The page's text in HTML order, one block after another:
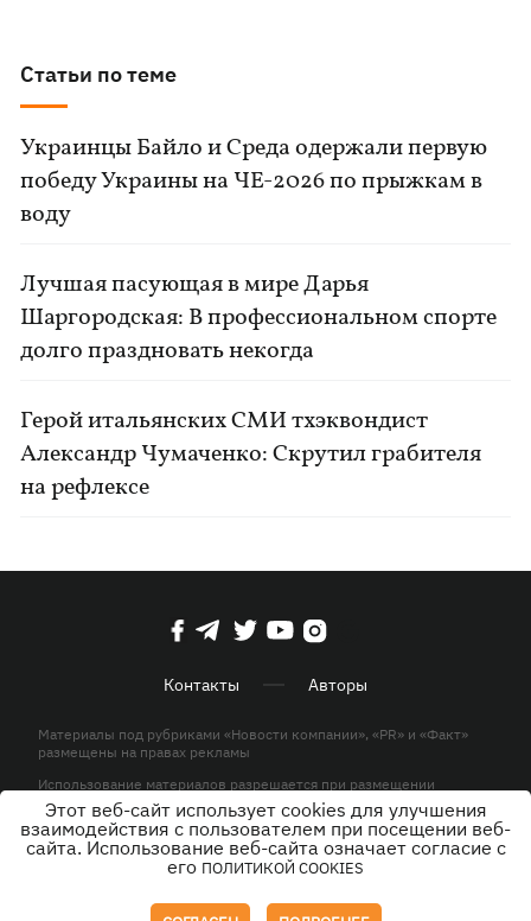
Статьи по теме
Украинцы Байло и Среда одержали первую
победу Украины на ЧЕ-2026 по прыжкам в
воду
Лучшая пасующая в мире Дарья
Шаргородская: В профессиональном спорте
долго праздновать некогда
Герой итальянских СМИ тхэквондист
Александр Чумаченко: Скрутил грабителя
на рефлексе
Контакты Авторы
Материалы под рубриками «Новости компании», «PR» и «Факт»
размещены на правах рекламы
Использование материалов разрешается при размещении
активной гиперссылки на KP.UA в первом абзаце.
© ООО «ЮЛАВ МЕДИА»,2026. Все права защищены.
Этот веб-сайт использует cookies для улучшения
взаимодействия с пользователем при посещении веб-
сайта. Использование веб-сайта означает согласие с
его ПОЛИТИКОЙ COOKIES